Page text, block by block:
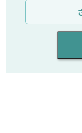
出力を選ぶ
同時通話人